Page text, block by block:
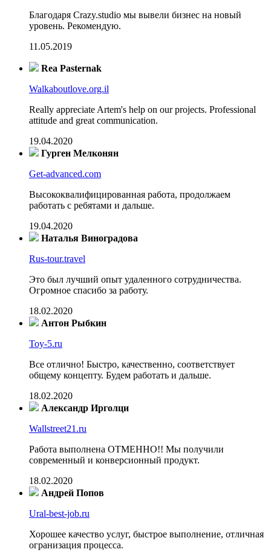
Благодаря Crazy.studio мы вывели бизнес на новый
уровень. Рекомендую.
11.05.2019
Rea Pasternak
Walkaboutlove.org.il
Really appreciate Artem's help on our projects. Professional
attitude and great communication.
19.04.2020
Гурген Мелконян
Get-advanced.com
Высококвалифицированная работа, продолжаем
работать с ребятами и дальше.
19.04.2020
Наталья Виноградова
Rus-tour.travel
Это был лучший опыт удаленного сотрудничества.
Огромное спасибо за работу.
18.02.2020
Антон Рыбкин
Toy-5.ru
Все отлично! Быстро, качественно, соответствует
общему концепту. Будем работать и дальше.
18.02.2020
Александр Ирголци
Wallstreet21.ru
Работа выполнена ОТМЕННО!! Мы получили
современный и конверсионный продукт.
18.02.2020
Андрей Попов
Ural-best-job.ru
Хорошее качество услуг, быстрое выполнение, отличная
огранизация процесса.